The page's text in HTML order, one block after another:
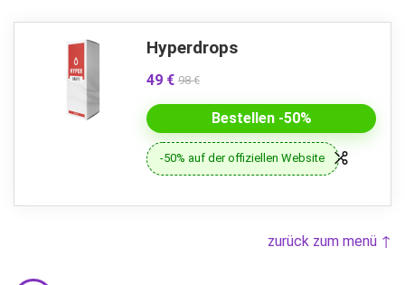
Hyperdrops
49 € 98 €
Bestellen -50%
-50% auf der offiziellen Website
zurück zum menü ↑